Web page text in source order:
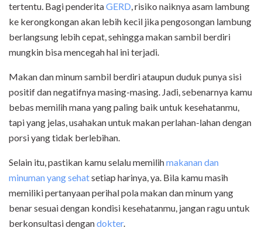
tertentu. Bagi penderitaGERD, risiko naiknya asam lambung
ke kerongkongan akan lebih kecil jika pengosongan lambung
berlangsung lebih cepat, sehingga makan sambil berdiri
mungkin bisa mencegah hal ini terjadi.
Makan dan minum sambil berdiri ataupun duduk punya sisi
positif dan negatifnya masing-masing. Jadi, sebenarnya kamu
bebas memilih mana yang paling baik untuk kesehatanmu,
tapi yang jelas, usahakan untuk makan perlahan-lahan dengan
porsi yang tidak berlebihan.
Selain itu, pastikan kamu selalu memilihmakanan dan
minuman yang sehatsetiap harinya, ya. Bila kamu masih
memiliki pertanyaan perihal pola makan dan minum yang
benar sesuai dengan kondisi kesehatanmu, jangan ragu untuk
berkonsultasi dengandokter.